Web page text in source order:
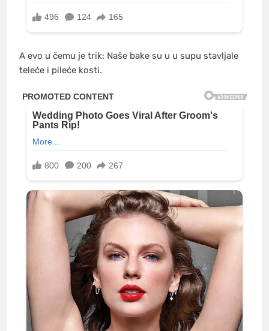
A evo u čemu je trik: Naše bake su u u supu stavljale
teleće i pileće kosti.